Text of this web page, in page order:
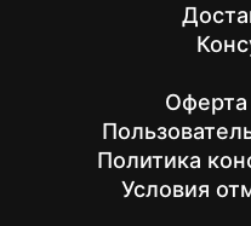
Политика
Условия